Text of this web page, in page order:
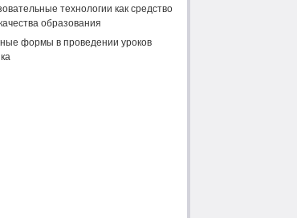
технологии как средство
образования
формы в проведении уроков